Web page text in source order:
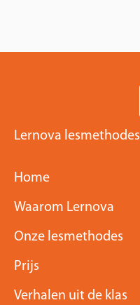
Lernova lesmethodes
Home
Waarom Lernova
Onze lesmethodes
Prijs
Verhalen uit de klas